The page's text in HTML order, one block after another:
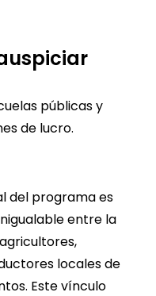
públicas y
de lucro.
del programa es
entre la
locales de
Este vínculo